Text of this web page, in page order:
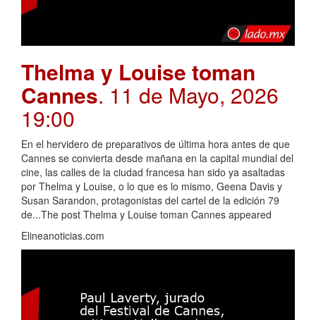
Thelma y Louise toman
Cannes. 11 de Mayo, 2026
19:00
En el hervidero de preparativos de última hora antes de que
Cannes se convierta desde mañana en la capital mundial del
cine, las calles de la ciudad francesa han sido ya asaltadas
por Thelma y Louise, o lo que es lo mismo, Geena Davis y
Susan Sarandon, protagonistas del cartel de la edición 79
de...The post Thelma y Louise toman Cannes appeared
Elineanoticias.com